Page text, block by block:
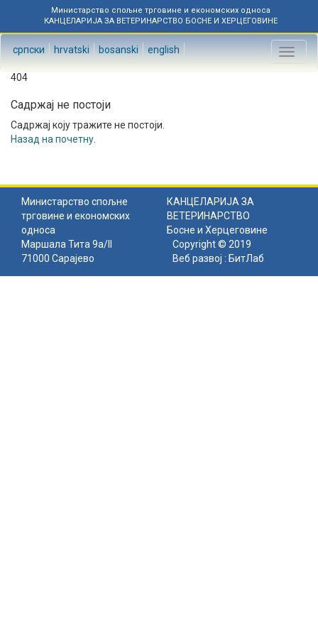
Министарство спољне трговине и економских односа
КАНЦЕЛАРИЈА ЗА ВЕТЕРИНАРСТВО БОСНЕ И ХЕРЦЕГОВИНЕ
српски hrvatski bosanski english
Toggle
404
Садржај не постоји
Садржај коју тражите не постоји.
Назад на почетну
Министарство спољне
трговине и економских
односа
КАНЦЕЛАРИЈА ЗА
ВЕТЕРИНАРСТВО
Босне и Херцеговине
Маршала Тита 9а/II
71000 Сарајево
Copyright © 2019
Веб развој : БитЛаб